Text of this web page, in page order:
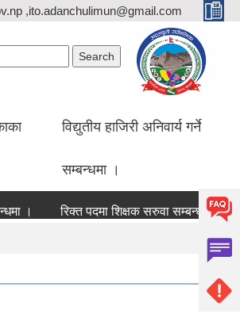
,ito.adanchulimun@gmail.com
विद्युतीय हाजिरी अनिवार्य गर्ने
सम्बन्धमा ।
रिक्त पदमा शिक्षक सरुवा सम्बन्धमा सूचना ।